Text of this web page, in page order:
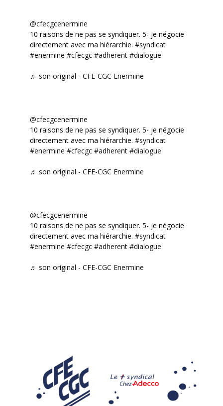
@cfecgcenermine
10 raisons de ne pas se syndiquer. 5- je négocie
directement avec ma hiérarchie. #syndicat
#enermine #cfecgc #adherent #dialogue
♬ son original - CFE-CGC Enermine
@cfecgcenermine
10 raisons de ne pas se syndiquer. 5- je négocie
directement avec ma hiérarchie. #syndicat
#enermine #cfecgc #adherent #dialogue
♬ son original - CFE-CGC Enermine
@cfecgcenermine
10 raisons de ne pas se syndiquer. 5- je négocie
directement avec ma hiérarchie. #syndicat
#enermine #cfecgc #adherent #dialogue
♬ son original - CFE-CGC Enermine